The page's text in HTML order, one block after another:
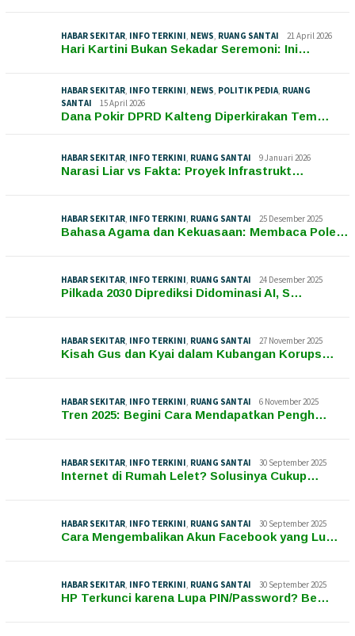
HABAR SEKITAR, INFO TERKINI, NEWS, RUANG SANTAI 21 April 2026
Hari Kartini Bukan Sekadar Seremoni: Ini…
HABAR SEKITAR, INFO TERKINI, NEWS, POLITIK PEDIA, RUANG
SANTAI
15 April 2026
Dana Pokir DPRD Kalteng Diperkirakan Tem…
HABAR SEKITAR, INFO TERKINI, RUANG SANTAI 9 Januari 2026
Narasi Liar vs Fakta: Proyek Infrastrukt…
HABAR SEKITAR, INFO TERKINI, RUANG SANTAI 25 Desember 2025
Bahasa Agama dan Kekuasaan: Membaca Pole…
HABAR SEKITAR, INFO TERKINI, RUANG SANTAI 24 Desember 2025
Pilkada 2030 Diprediksi Didominasi AI, S…
HABAR SEKITAR, INFO TERKINI, RUANG SANTAI 27 November 2025
Kisah Gus dan Kyai dalam Kubangan Korups…
HABAR SEKITAR, INFO TERKINI, RUANG SANTAI 6 November 2025
Tren 2025: Begini Cara Mendapatkan Pengh…
HABAR SEKITAR, INFO TERKINI, RUANG SANTAI 30 September 2025
Internet di Rumah Lelet? Solusinya Cukup…
HABAR SEKITAR, INFO TERKINI, RUANG SANTAI 30 September 2025
Cara Mengembalikan Akun Facebook yang Lu…
HABAR SEKITAR, INFO TERKINI, RUANG SANTAI 30 September 2025
HP Terkunci karena Lupa PIN/Password? Be…